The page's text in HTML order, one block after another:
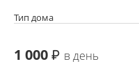
Тип дома
1 000 в день